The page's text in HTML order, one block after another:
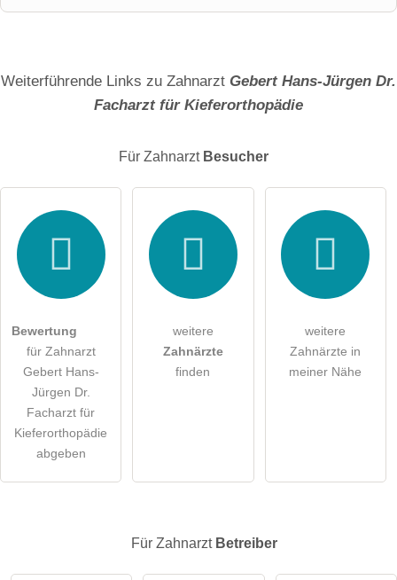
Hiermit akzeptiere ich die .
Die Datenschutzerklärunghabe ich zur Kenntnis genommen.
Klicken Sie hier um eine
Zahnarzt-Eintrag zu stellen
Weiterführende Links zu Zahnarzt Gebert Hans-Jürgen Dr.
Facharzt für Kieferorthopädie
Für Zahnarzt Besucher
Bewertung
für Zahnarzt
Gebert Hans-
Jürgen Dr.
Facharzt für
Kieferorthopädie
abgeben
weitere
Zahnärzte
finden
weitere
Zahnärzte in
meiner Nähe
Für Zahnarzt Betreiber